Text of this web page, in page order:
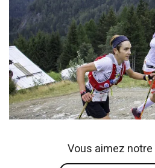
Vous aimez